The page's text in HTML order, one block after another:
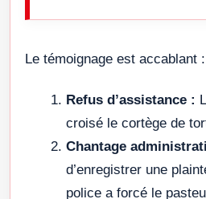
Le témoignage est accablant :
Refus d’assistance :
croisé le cortège de
Chantage
d’enregistrer une
police a forcé le